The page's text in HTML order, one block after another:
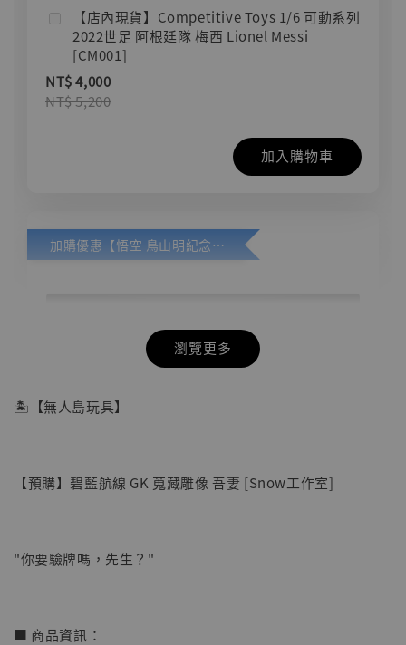
【店內現貨】Competitive Toys 1/6 可動系列
2022世足 阿根廷隊 梅西 Lionel Messi
[CM001]
NT$ 4,000
NT$ 5,200
加入購物車
加購優惠【悟空 鳥山明紀念款 [奇蹟工作室]】
【店內現貨】七龍珠 系列蒐藏雕像 悟空 鳥山
瀏覽更多
🏝【無人島玩具】
【預購】碧藍航線 GK 蒐藏雕像 吾妻 [Snow工作室]
"你要驗牌嗎，先生？"
■ 商品資訊：